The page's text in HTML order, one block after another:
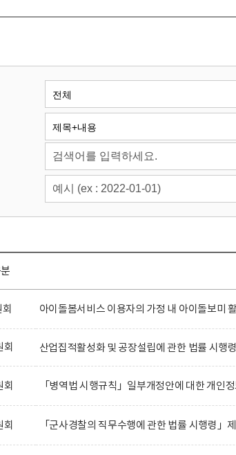
아이돌봄서비스 이용자의 가정 내 아이돌보미
회 산업집적활성화 및 공장설립에 관한 법률 시행
회 「병역법 시행규칙」일부개정안에 대한 개인
회 「군사경찰의 직무수행에 관한 법률 시행령」